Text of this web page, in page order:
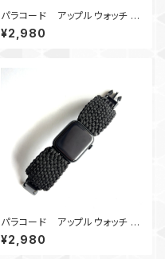
パラコード アップルウォッチ バ
ンド44_MatedSnake_OGW
¥2,980
パラコード アップルウォッチ バ
ンド44_Conquistador450_B
Apple Watch
¥2,980